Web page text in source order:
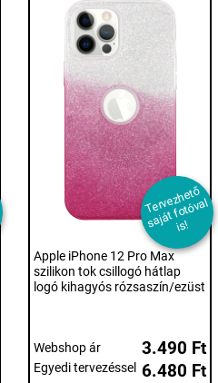
T
er
v
e
z
h
et
ő
s
aj
át f
ot
ó
v
al
i
s!
Apple iPhone 12 Pro Max
szilikon tok csillogó hátlap
logó kihagyós rózsaszín/ezüst
Webshop ár 3.490 Ft
Egyedi tervezéssel 6.480 Ft